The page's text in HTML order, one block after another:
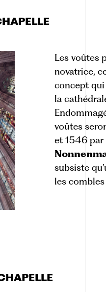
Les voûtes
novatrice,
concept
la
voûtes
et 1546 par
subsiste
les